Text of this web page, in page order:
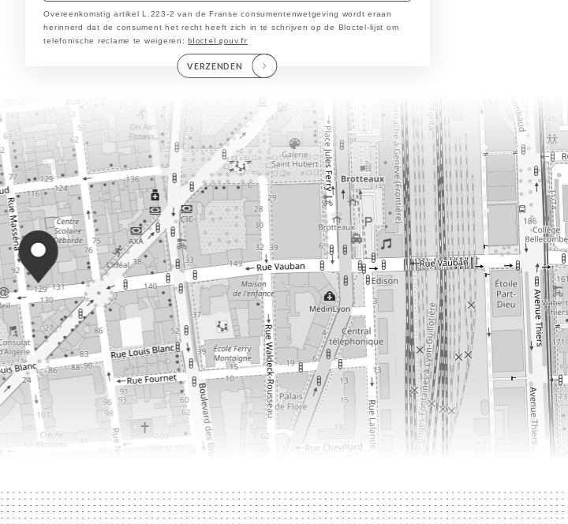
Overeenkomstig artikel L.223-2 van de Franse consumentenwetgeving wordt eraan
herinnerd dat de consument het recht heeft zich in te schrijven op de Bloctel-lijst om
telefonische reclame te weigeren: bloctel.gouv.fr
VERZENDEN